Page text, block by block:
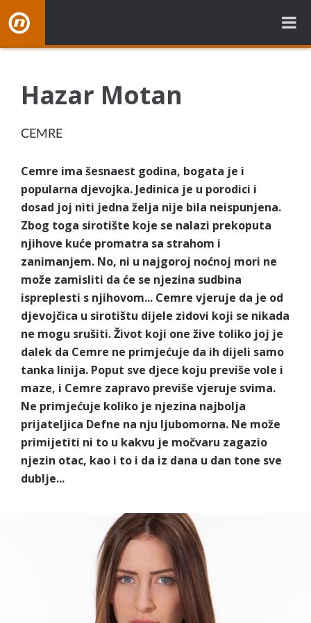
Hazar Motan
CEMRE
Cemre ima šesnaest godina, bogata je i
popularna djevojka. Jedinica je u porodici i
dosad joj niti jedna želja nije bila neispunjena.
Zbog toga sirotište koje se nalazi prekoputa
njihove kuće promatra sa strahom i
zanimanjem. No, ni u najgoroj noćnoj mori ne
može zamisliti da će se njezina sudbina
ispreplesti s njihovom... Cemre vjeruje da je od
djevojčica u sirotištu dijele zidovi koji se nikada
ne mogu srušiti. Život koji one žive toliko joj je
dalek da Cemre ne primjećuje da ih dijeli samo
tanka linija. Poput sve djece koju previše vole i
maze, i Cemre zapravo previše vjeruje svima.
Ne primjećuje koliko je njezina najbolja
prijateljica Defne na nju ljubomorna. Ne može
primijetiti ni to u kakvu je močvaru zagazio
njezin otac, kao i to i da iz dana u dan tone sve
dublje...